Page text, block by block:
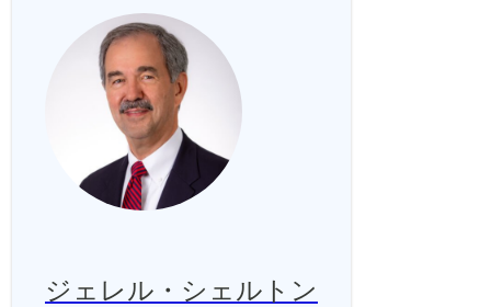
ジェレル・シェルトン